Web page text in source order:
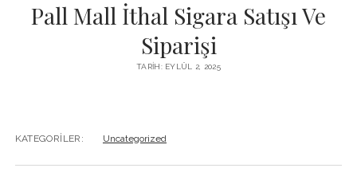
Pall Mall İthal Sigara Satışı Ve
Siparişi
TARIH: EYLÜL 2, 2025
KATEGORILER: Uncategorized